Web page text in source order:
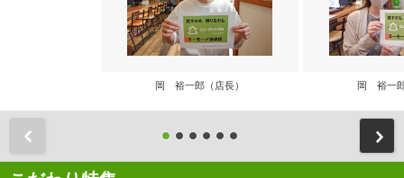
岡 裕一郎（店長） 岡 裕一